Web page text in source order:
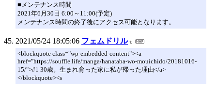
■メンテナンス時間
2021年6月30日 6:00～11:00(予定)
メンテナンス時間の終了後にアクセス可能となります。
2021/05/24 18:05:06 フェムドリル
<blockquote class="wp-embedded-content"><a
href="https://souffle.life/manga/hanataba-wo-mouichido/20181016-
15/">#1 30歳。生まれ育った家に私が帰った理由</a>
</blockquote><s